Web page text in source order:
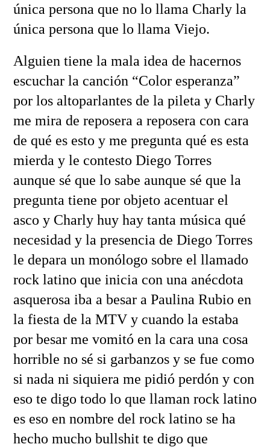
única persona que no lo llama Charly la
única persona que lo llama Viejo.
Alguien tiene la mala idea de hacernos
escuchar la canción “Color esperanza”
por los altoparlantes de la pileta y Charly
me mira de reposera a reposera con cara
de qué es esto y me pregunta qué es esta
mierda y le contesto Diego Torres
aunque sé que lo sabe aunque sé que la
pregunta tiene por objeto acentuar el
asco y Charly huy hay tanta música qué
necesidad y la presencia de Diego Torres
le depara un monólogo sobre el llamado
rock latino que inicia con una anécdota
asquerosa iba a besar a Paulina Rubio en
la fiesta de la MTV y cuando la estaba
por besar me vomitó en la cara una cosa
horrible no sé si garbanzos y se fue como
si nada ni siquiera me pidió perdón y con
eso te digo todo lo que llaman rock latino
es eso en nombre del rock latino se ha
hecho mucho bullshit te digo que